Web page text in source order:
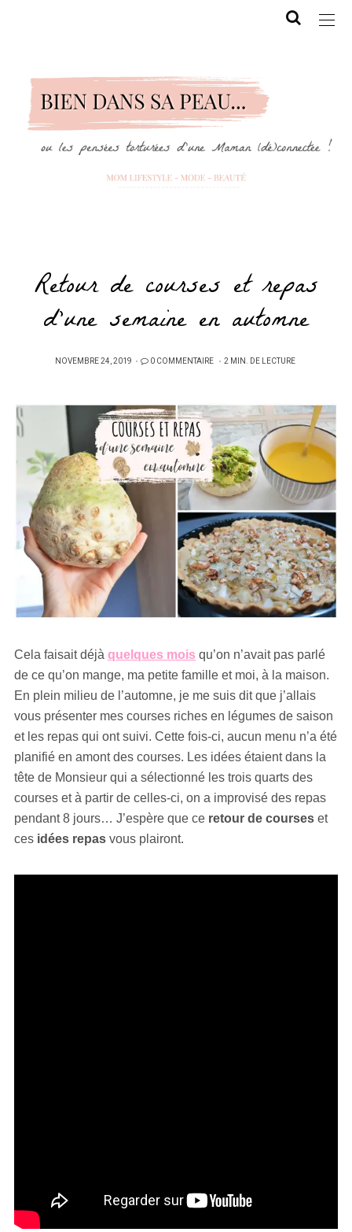
Retour de courses et repas
d’une semaine en automne
PUBLIÉ
NOVEMBRE 24, 2019 0 COMMENTAIRE 2 MIN. DE LECTURE
Cela faisait déjà quelques mois qu’on n’avait pas parlé
de ce qu’on mange, ma petite famille et moi, à la maison.
En plein milieu de l’automne, je me suis dit que j’allais
vous présenter mes courses riches en légumes de saison
et les repas qui ont suivi. Cette fois-ci, aucun menu n’a été
planifié en amont des courses. Les idées étaient dans la
tête de Monsieur qui a sélectionné les trois quarts des
courses et à partir de celles-ci, on a improvisé des repas
pendant 8 jours… J’espère que ce retour de courses et
ces idées repas vous plairont.